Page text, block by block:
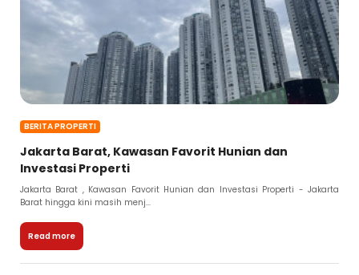
BERITA PROPERTI
Jakarta Barat, Kawasan Favorit Hunian dan
Investasi Properti
Jakarta Barat , Kawasan Favorit Hunian dan Investasi Properti - Jakarta
Barat hingga kini masih menj...
Read more